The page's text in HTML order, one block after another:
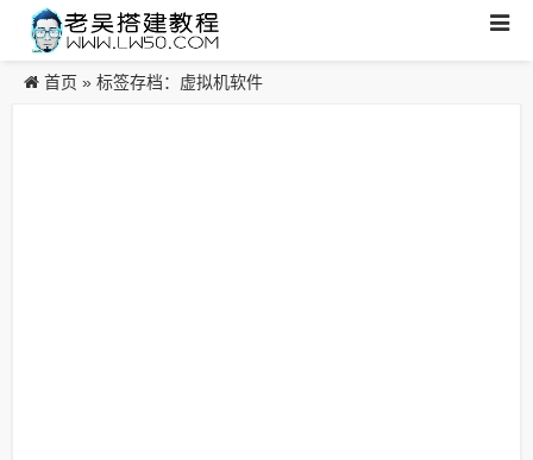
首页 » 标签存档：虚拟机软件